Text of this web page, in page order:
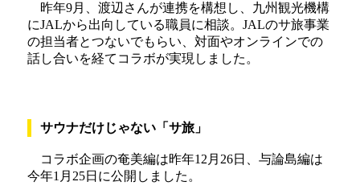
昨年9月、渡辺さんが連携を構想し、九州観光機構
にJALから出向している職員に相談。JALのサ旅事業
の担当者とつないでもらい、対面やオンラインでの
話し合いを経てコラボが実現しました。
サウナだけじゃない「サ旅」
コラボ企画の奄美編は昨年12月26日、与論島編は
今年1月25日に公開しました。